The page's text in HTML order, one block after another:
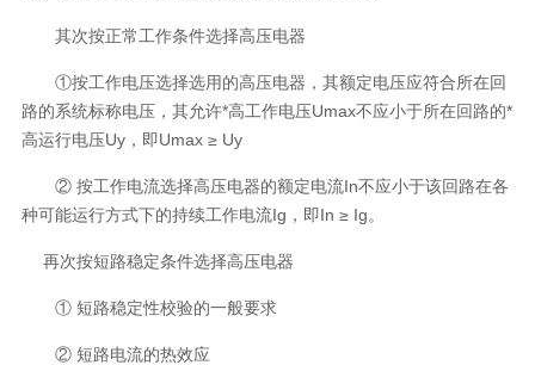
其次按正常工作条件选择高压电器
①按工作电压选择选用的高压电器，其额定电压应符合所在回
路的系统标称电压，其允许*高工作电压Umax不应小于所在回路的*
高运行电压Uy，即Umax ≥ Uy
② 按工作电流选择高压电器的额定电流In不应小于该回路在各
种可能运行方式下的持续工作电流Ig，即In ≥ Ig。
再次按短路稳定条件选择高压电器
① 短路稳定性校验的一般要求
② 短路电流的热效应